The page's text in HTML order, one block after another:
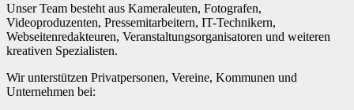
Unser Team besteht aus Kameraleuten, Fotografen,
Videoproduzenten, Pressemitarbeitern, IT-Technikern,
Webseitenredakteuren, Veranstaltungsorganisatoren und weiteren
kreativen Spezialisten.
Wir unterstützen Privatpersonen, Vereine, Kommunen und
Unternehmen bei: